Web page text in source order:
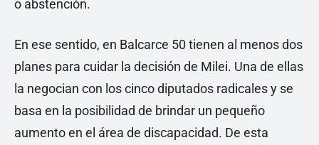
o abstención.
En ese sentido, en Balcarce 50 tienen al menos dos
planes para cuidar la decisión de Milei. Una de ellas
la negocian con los cinco diputados radicales y se
basa en la posibilidad de brindar un pequeño
aumento en el área de discapacidad. De esta